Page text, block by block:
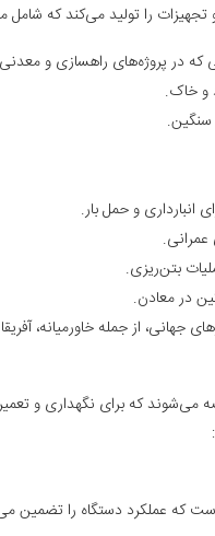
را تولید می‌کند که شامل
در پروژه‌های راهسازی و معدنی
و خاک.
سنگین.
انبارداری و حمل بار.
بتن‌ریزی.
در معادن.
جهانی، از جمله خاورمیانه،
که برای نگهداری و
که عملکرد دستگاه را تضمین